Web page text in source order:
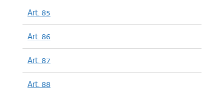
Art. 85
Art. 86
Art. 87
Art. 88